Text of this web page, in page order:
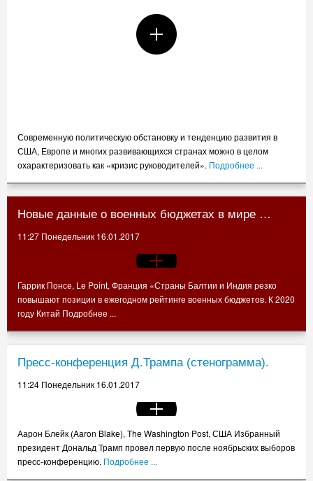
Современную политическую обстановку и тенденцию развития в
США, Европе и многих развивающихся странах можно в целом
охарактеризовать как «кризис руководителей». Подробнее ...
Новые данные о военных бюджетах в мире …
11:27 Понедельник 16.01.2017
Гаррик Понсе, Le Point, Франция «Страны Балтии и Индия резко
повышают позиции в ежегодном рейтинге военных бюджетов. К 2020
году Китай Подробнее ...
Пресс-конференция Д.Трампа (стенограмма).
11:24 Понедельник 16.01.2017
Аарон Блейк (Aaron Blake), The Washington Post, США Избранный
президент Дональд Трамп провел первую после ноябрьских выборов
пресс-конференцию. Подробнее ...